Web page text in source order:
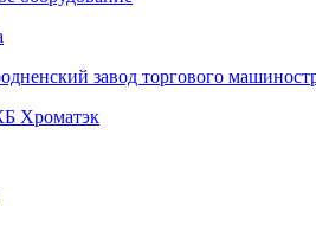
завод торгового
Хроматэк